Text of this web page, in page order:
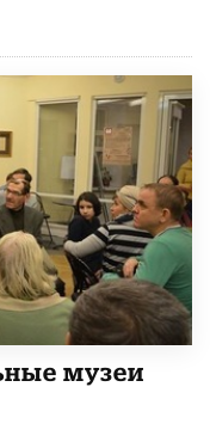
музеи